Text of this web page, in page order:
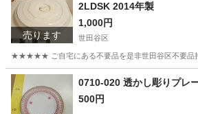
売ります
2LDSK 2014年製
1,000円
世田谷区
★★★★★ ご自宅にある不要品を是非世田谷区不要品持
東京 世田谷区 照明器具 PortTech
0710-020 透かし彫りプレ
500円